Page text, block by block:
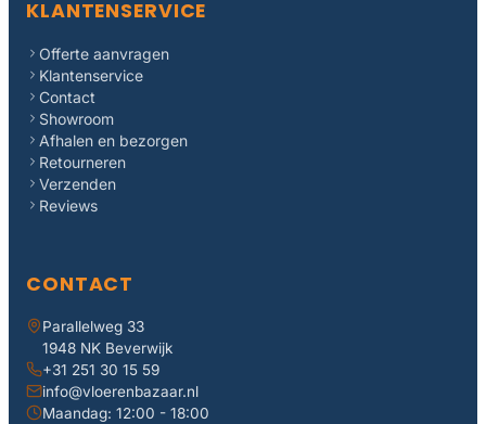
KLANTENSERVICE
Offerte aanvragen
Klantenservice
Contact
Showroom
Afhalen en bezorgen
Retourneren
Verzenden
Reviews
CONTACT
Parallelweg 33
1948 NK Beverwijk
+31 251 30 15 59
info@vloerenbazaar.nl
Maandag: 12:00 - 18:00